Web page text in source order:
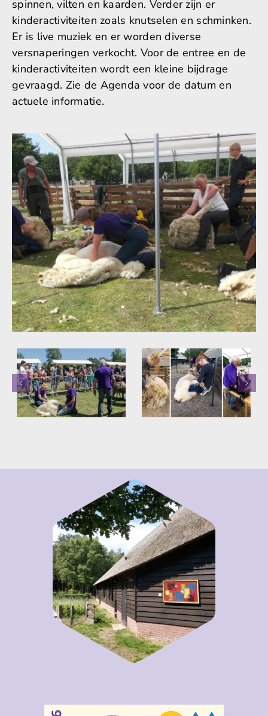
spinnen, vilten en kaarden. Verder zijn er
kinderactiviteiten zoals knutselen en schminken.
Er is live muziek en er worden diverse
versnaperingen verkocht. Voor de entree en de
kinderactiviteiten wordt een kleine bijdrage
gevraagd. Zie de Agenda voor de datum en
actuele informatie.